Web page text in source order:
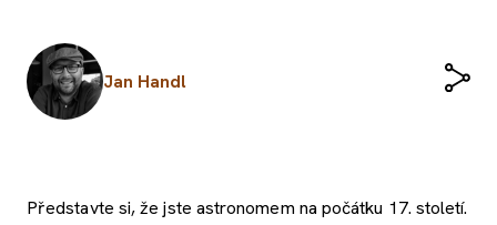
Jan Handl
Představte si, že jste astronomem na počátku 17. století.